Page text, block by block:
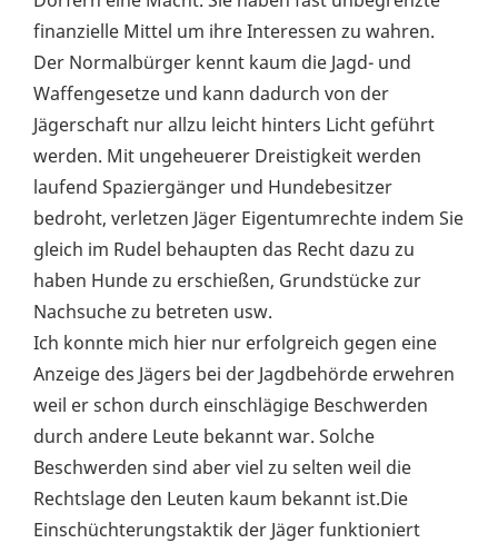
finanzielle Mittel um ihre Interessen zu wahren.
Der Normalbürger kennt kaum die Jagd- und
Waffengesetze und kann dadurch von der
Jägerschaft nur allzu leicht hinters Licht geführt
werden. Mit ungeheuerer Dreistigkeit werden
laufend Spaziergänger und Hundebesitzer
bedroht, verletzen Jäger Eigentumrechte indem Sie
gleich im Rudel behaupten das Recht dazu zu
haben Hunde zu erschießen, Grundstücke zur
Nachsuche zu betreten usw.
Ich konnte mich hier nur erfolgreich gegen eine
Anzeige des Jägers bei der Jagdbehörde erwehren
weil er schon durch einschlägige Beschwerden
durch andere Leute bekannt war. Solche
Beschwerden sind aber viel zu selten weil die
Rechtslage den Leuten kaum bekannt ist.Die
Einschüchterungstaktik der Jäger funktioniert